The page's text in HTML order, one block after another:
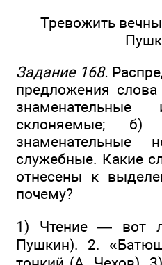
Тревожить
Задание 168.
предложения
склоняемые; б)
знаменательные
служебные. Какие
отнесены к
почему?
1) Чтение — вот
Пушкин). 2.